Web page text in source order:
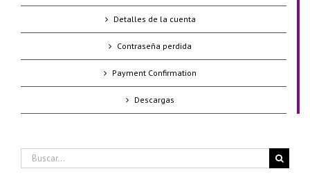
Detalles de la cuenta
Contraseña perdida
Payment Confirmation
Descargas
Buscar: